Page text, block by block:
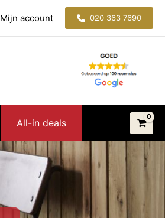
Mijn account 020 363 7690
All-in deals